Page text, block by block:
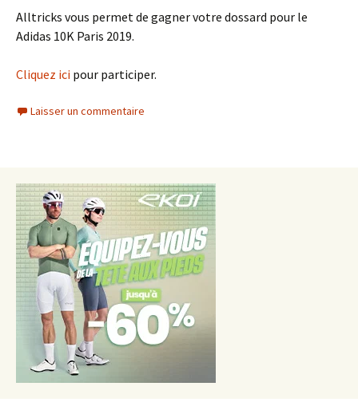
Alltricks vous permet de gagner votre dossard pour le
Adidas 10K Paris 2019.
Cliquez ici pour participer.
Laisser un commentaire